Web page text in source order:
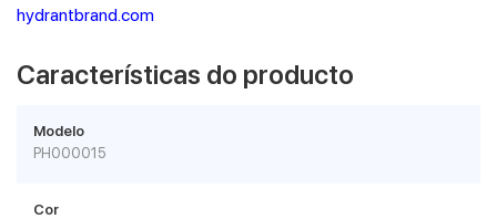
hydrantbrand.com
Características do producto
Modelo
PH000015
Cor